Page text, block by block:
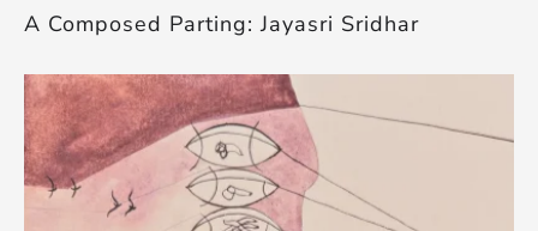
A Composed Parting: Jayasri Sridhar